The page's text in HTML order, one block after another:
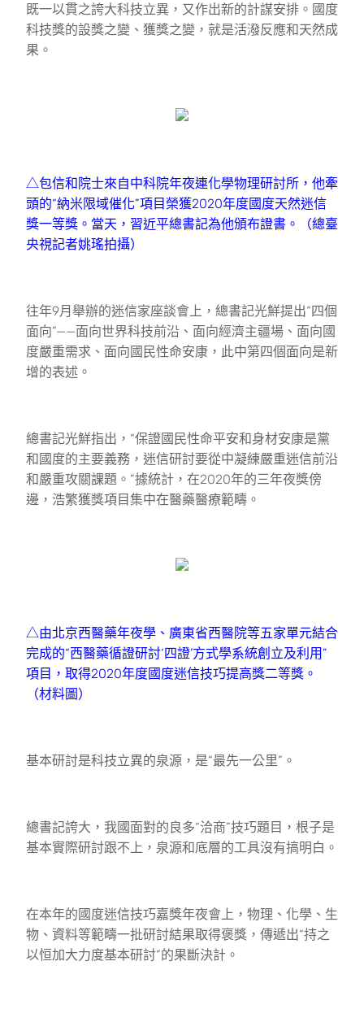
既一以貫之誇大科技立異，又作出新的計謀安排。國度
科技獎的設獎之變、獲獎之變，就是活潑反應和天然成
果。
△包信和院士來自中科院年夜連化學物理研討所，他牽
頭的“納米限域催化”項目榮獲2020年度國度天然迷信
獎一等獎。當天，習近平總書記為他頒布證書。（總臺
央視記者姚瑤拍攝）
往年9月舉辦的迷信家座談會上，總書記光鮮提出“四個
面向”——面向世界科技前沿、面向經濟主疆場、面向國
度嚴重需求、面向國民性命安康，此中第四個面向是新
增的表述。
總書記光鮮指出，“保證國民性命平安和身材安康是黨
和國度的主要義務，迷信研討要從中凝練嚴重迷信前沿
和嚴重攻關課題。”據統計，在2020年的三年夜獎傍
邊，浩繁獲獎項目集中在醫藥醫療範疇。
△由北京西醫藥年夜學、廣東省西醫院等五家單元結合
完成的“西醫藥循證研討‘四證’方式學系統創立及利用”
項目，取得2020年度國度迷信技巧提高獎二等獎。
（材料圖）
基本研討是科技立異的泉源，是“最先一公里”。
總書記誇大，我國面對的良多“洽商”技巧題目，根子是
基本實際研討跟不上，泉源和底層的工具沒有搞明白。
在本年的國度迷信技巧嘉獎年夜會上，物理、化學、生
物、資料等範疇一批研討結果取得褒獎，傳遞出“持之
以恒加大力度基本研討”的果斷決計。